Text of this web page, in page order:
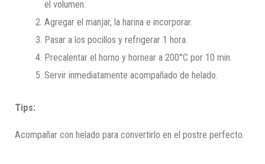
el volumen.
Agregar el manjar, la harina e incorporar.
Pasar a los pocillos y refrigerar 1 hora.
Precalentar el horno y hornear a 200°C por 10 min.
Servir inmediatamente acompañado de helado.
Tips:
Acompañar con helado para convertirlo en el postre perfecto.